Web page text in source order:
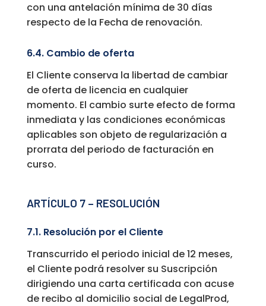
con una antelación mínima de 30 días
respecto de la Fecha de renovación.
6.4. Cambio de oferta
El Cliente conserva la libertad de cambiar
de oferta de licencia en cualquier
momento. El cambio surte efecto de forma
inmediata y las condiciones económicas
aplicables son objeto de regularización a
prorrata del periodo de facturación en
curso.
ARTÍCULO 7 – RESOLUCIÓN
7.1. Resolución por el Cliente
Transcurrido el periodo inicial de 12 meses,
el Cliente podrá resolver su Suscripción
dirigiendo una carta certificada con acuse
de recibo al domicilio social de LegalProd,